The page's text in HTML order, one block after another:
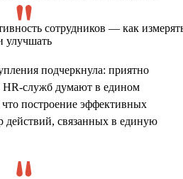
подчеркнула: приятно
HR-служб думают в едином
построение эффективных
связанных в единую